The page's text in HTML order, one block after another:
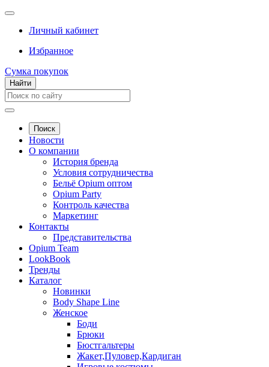
Личный кабинет
Избранное
Сумка покупок
Найти
Поиск
Новости
О компании
История бренда
Условия сотрудничества
Бельё Opium оптом
Opium Party
Контроль качества
Маркетинг
Контакты
Представительства
Opium Team
LookBook
Тренды
Каталог
Новинки
Body Shape Line
Женское
Боди
Брюки
Бюстгальтеры
Жакет,Пуловер,Кардиган